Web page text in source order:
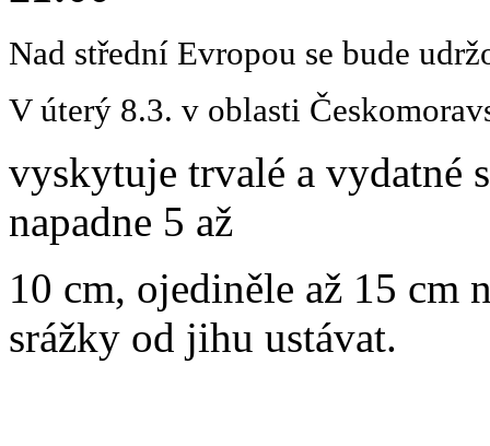
Nad střední Evropou se bude
V úterý 8.3. v oblasti
vyskytuje trvalé a vydatné
napadne 5 až
10 cm, ojediněle až 15 cm
srážky od jihu ustávat.